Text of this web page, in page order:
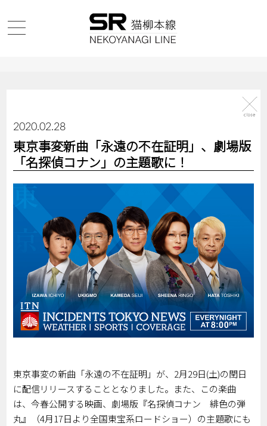
2020.02.28
東京事変新曲「永遠の不在証明」、劇場版
「名探偵コナン」の主題歌に！
東京事変の新曲「永遠の不在証明」が、2月29日(土)の閏日
に配信リリースすることとなりました。また、この楽曲
は、今春公開する映画、劇場版『名探偵コナン 緋色の弾
丸』（4月17日より全国東宝系ロードショー）の主題歌にも